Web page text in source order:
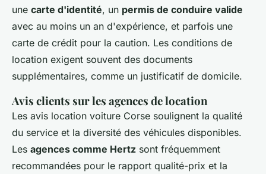
une carte d'identité, un permis de conduire valide
avec au moins un an d'expérience, et parfois une
carte de crédit pour la caution. Les conditions de
location exigent souvent des documents
supplémentaires, comme un justificatif de domicile.
Avis clients sur les agences de location
Les avis location voiture Corse soulignent la qualité
du service et la diversité des véhicules disponibles.
Les agences comme Hertz sont fréquemment
recommandées pour le rapport qualité-prix et la